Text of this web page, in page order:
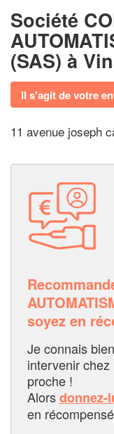
Société
(SAS) à
Il s'agit de votre
11 avenue joseph
soyez en
Je connais
intervenir
proche !
Alorsdonnez-
en